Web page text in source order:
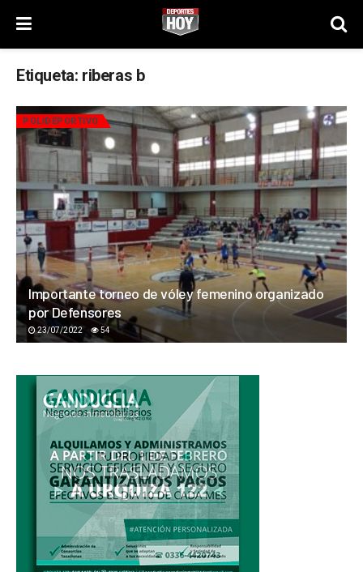
Etiqueta: riberas b
POLIDEPORTIVO
Importante torneo de vóley femenino organizado
por Defensores
23/07/2022 54